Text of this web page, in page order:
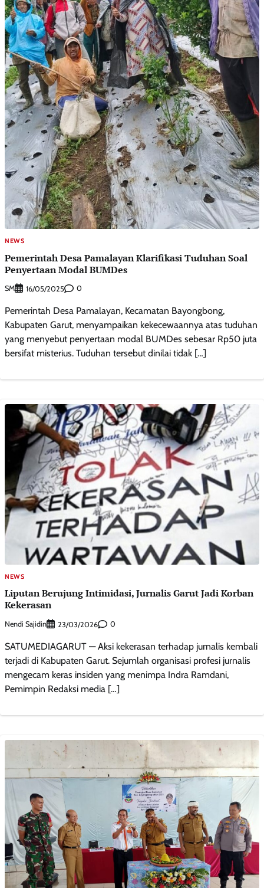
NEWS
Pemerintah Desa Pamalayan Klarifikasi Tuduhan Soal
Penyertaan Modal BUMDes
SM 16/05/2025 0
Pemerintah Desa Pamalayan, Kecamatan Bayongbong,
Kabupaten Garut, menyampaikan kekecewaannya atas tuduhan
yang menyebut penyertaan modal BUMDes sebesar Rp50 juta
bersifat misterius. Tuduhan tersebut dinilai tidak […]
NEWS
Liputan Berujung Intimidasi, Jurnalis Garut Jadi Korban
Kekerasan
Nendi Sajidin 23/03/2026 0
SATUMEDIAGARUT — Aksi kekerasan terhadap jurnalis kembali
terjadi di Kabupaten Garut. Sejumlah organisasi profesi jurnalis
mengecam keras insiden yang menimpa Indra Ramdani,
Pemimpin Redaksi media […]